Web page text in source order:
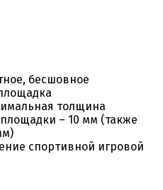
бесшовное
толщина
– 10 мм (также
спортивной игровой